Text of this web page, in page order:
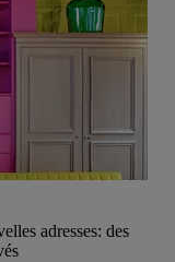
adresses: des